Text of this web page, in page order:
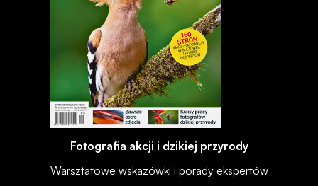
Fotografia akcji i dzikiej przyrody
Warsztatowe wskazówki i porady ekspertów